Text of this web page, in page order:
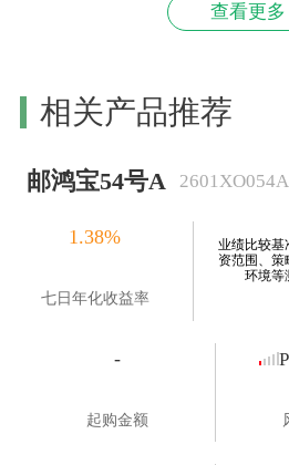
查看更多
相关产品推荐
邮鸿宝54号A 2601XO054A
1.38%
七日年化收益率
业绩比较基
资范围、策
环境等
-
起购金额